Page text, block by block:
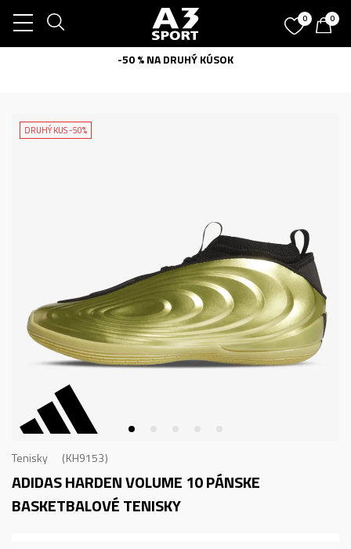
0 0
-50 % NA DRUHÝ KÚSOK
DRUHÝ KUS -50%
Tenisky KH9153
ADIDAS HARDEN VOLUME 10PÁNSKE
BASKETBALOVÉ TENISKY